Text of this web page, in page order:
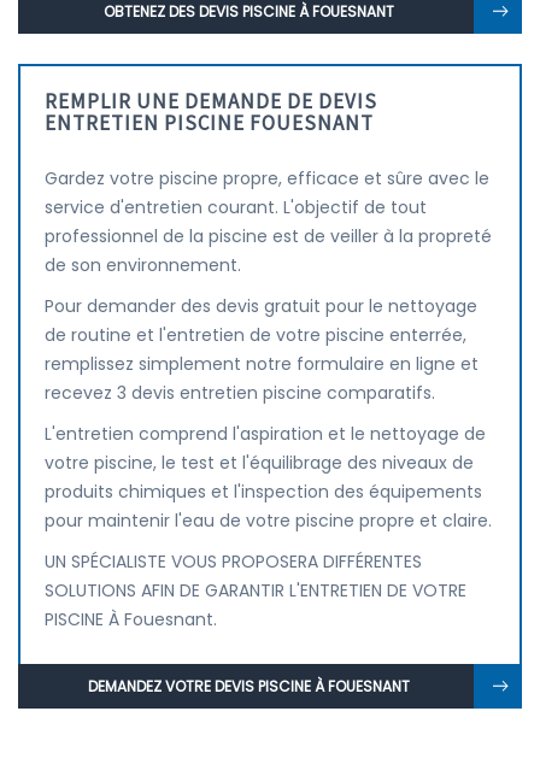
OBTENEZ DES DEVIS PISCINE À FOUESNANT
REMPLIR UNE DEMANDE DE DEVIS
ENTRETIEN PISCINE FOUESNANT
Gardez votre piscine propre, efficace et sûre avec le
service d'entretien courant. L'objectif de tout
professionnel de la piscine est de veiller à la propreté
de son environnement.
Pour demander des devis gratuit pour le nettoyage
de routine et l'entretien de votre piscine enterrée,
remplissez simplement notre formulaire en ligne et
recevez 3 devis entretien piscine comparatifs.
L'entretien comprend l'aspiration et le nettoyage de
votre piscine, le test et l'équilibrage des niveaux de
produits chimiques et l'inspection des équipements
pour maintenir l'eau de votre piscine propre et claire.
UN SPÉCIALISTE VOUS PROPOSERA DIFFÉRENTES
SOLUTIONS AFIN DE GARANTIR L'ENTRETIEN DE VOTRE
PISCINE À Fouesnant.
DEMANDEZ VOTRE DEVIS PISCINE À FOUESNANT